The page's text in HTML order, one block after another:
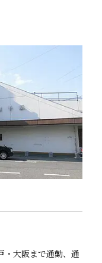
・大阪まで通勤、通